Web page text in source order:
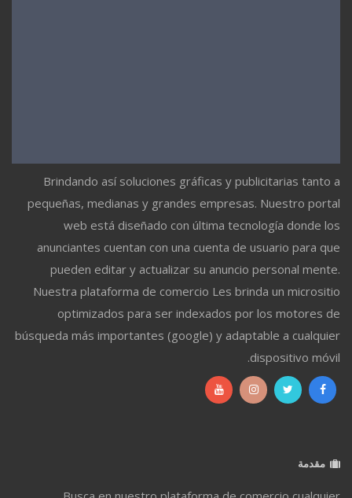
Brindando así soluciones gráficas y publicitarias tanto a
pequeñas, medianas y grandes empresas. Nuestro portal
web está diseñado con última tecnología donde los
anunciantes cuentan con una cuenta de usuario para que
pueden editar y actualizar su anuncio personal mente.
Nuestra plataforma de comercio Les brinda un micrositio
optimizados para ser indexados por los motores de
búsqueda más importantes (google) y adaptable a cualquier
dispositivo móvil.
مقدمة